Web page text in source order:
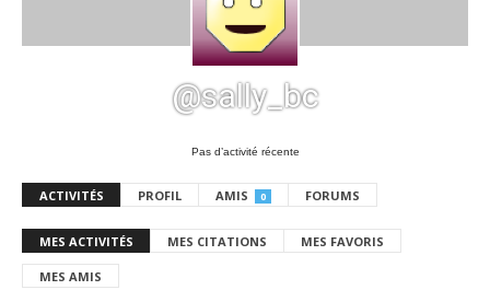
@sally_bc
Pas d’activité récente
ACTIVITÉS PROFIL AMIS 0 FORUMS
MES ACTIVITÉS MES CITATIONS MES FAVORIS
MES AMIS